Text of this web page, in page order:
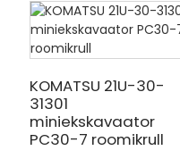
KOMATSU 21U-30-
31301
miniekskavaator
PC30-7 roomikrull